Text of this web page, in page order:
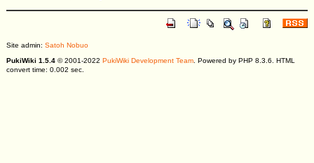
Site admin: Satoh Nobuo
PukiWiki 1.5.4© 2001-2022 PukiWiki Development Team. Powered by PHP 8.3.6. HTML
convert time: 0.002 sec.